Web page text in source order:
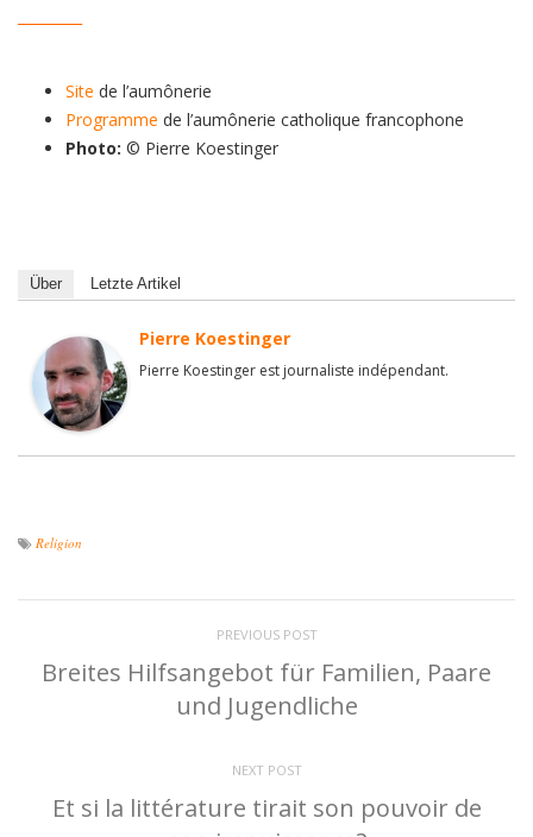
Site de l’aumônerie
Programme de l’aumônerie catholique francophone
Photo: © Pierre Koestinger
Über Letzte Artikel
Pierre Koestinger
Pierre Koestinger est journaliste indépendant.
Religion
PREVIOUS POST
Breites Hilfsangebot für Familien, Paare
und Jugendliche
NEXT POST
Et si la littérature tirait son pouvoir de